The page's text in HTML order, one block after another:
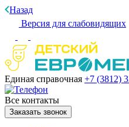
Назад
Версия для слабовидящих
Единая справочная +7 (3812)
Все контакты
Заказать звонок